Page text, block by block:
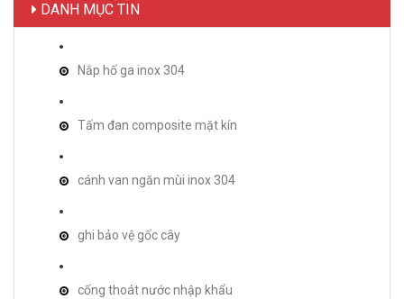
DANH MỤC TIN
Nắp hố ga inox 304
Tấm đan composite mặt kín
cánh van ngăn mùi inox 304
ghi bảo vệ gốc cây
cống thoát nước nhập khẩu